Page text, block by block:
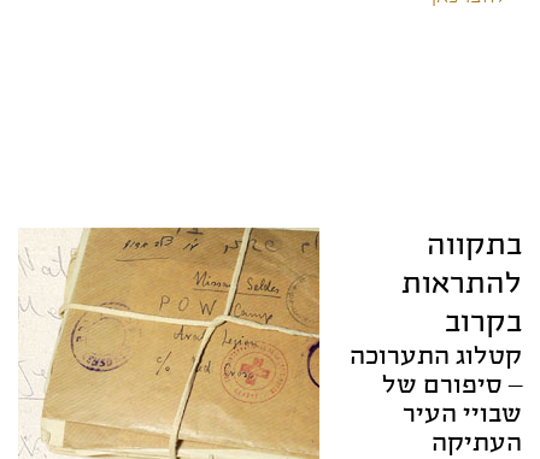
בתקווה
להתראות
בקרוב
קטלוג התערוכה
– סיפורם של
שבויי העיר
העתיקה